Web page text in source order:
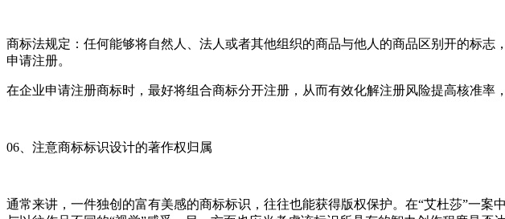
商标法规定：任何能够将自然人、法人或者其他组织的商品与他人的商品区别开的标
申请注册。
在企业申请注册商标时，最好将组合商标分开注册，从而有效化解注册风险提高核准
06、注意商标标识设计的著作权归属
通常来讲，一件独创的富有美感的商标标识，往往也能获得版权保护。在“艾杜莎”一